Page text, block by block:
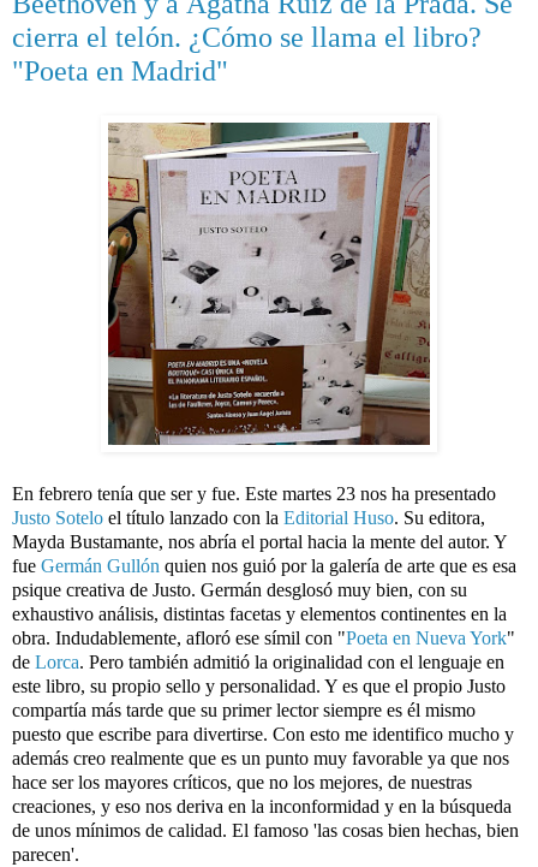
cierra el telón. ¿Cómo se llama el libro?
"Poeta en Madrid"
Justo Sotelo el título lanzado con la Editorial Huso
Mayda Bustamante, nos abría el portal hacia la mente del autor. Y
fue Germán Gullón quien nos guió por la galería de arte que es esa
psique creativa de Justo. Germán desglosó muy bien, con su
exhaustivo análisis, distintas facetas y elementos continentes en la
obra. Indudablemente, afloró ese símil con "Poeta en Nueva York"
de Lorca. Pero también admitió la originalidad con el lenguaje en
este libro, su propio sello y personalidad. Y es que el propio Justo
compartía más tarde que su primer lector siempre es él mismo
puesto que escribe para divertirse. Con esto me identifico mucho y
además creo realmente que es un punto muy favorable ya que nos
hace ser los mayores críticos, que no los mejores, de nuestras
creaciones, y eso nos deriva en la inconformidad y en la búsqueda
de unos mínimos de calidad. El famoso 'las cosas bien hechas, bien
parecen'.